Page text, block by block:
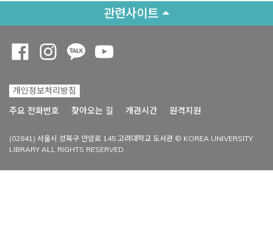
관련사이트
개인정보처리방침
주요 전화번호
찾아오는 길 개관시간 원격지원
(02841) 서울시 성북구 안암로 145 고려대학교 도서관 © KOREA UNIVERSITY
LIBRARY ALL RIGHTS RESERVED.
Opens a new window
Opens a new window
Opens a new window